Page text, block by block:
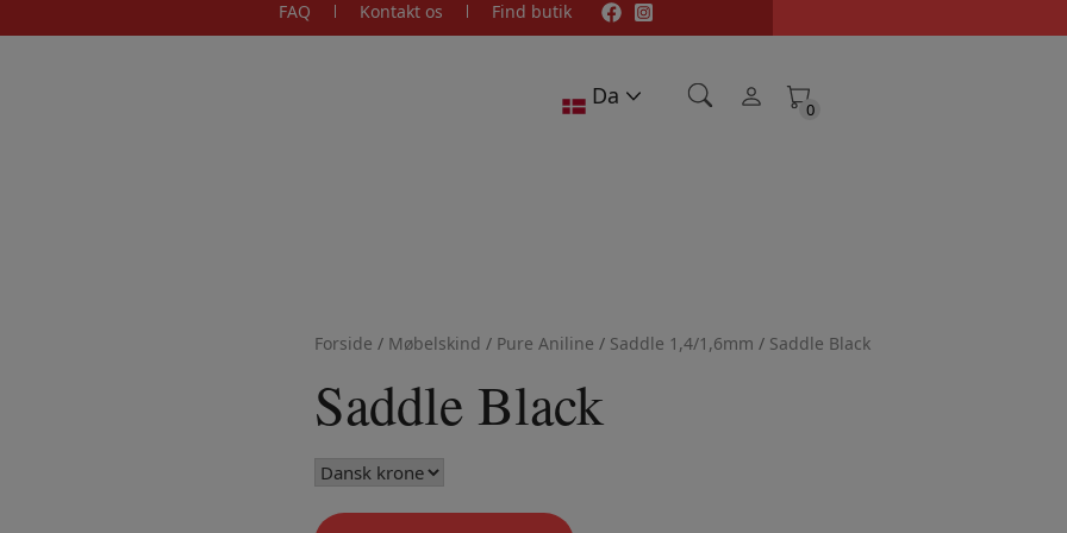
FAQ Kontakt os Find butik
Da 0
0
Forside / Møbelskind / Pure Aniline / Saddle 1,4/1,6mm / Saddle Black
Saddle Black